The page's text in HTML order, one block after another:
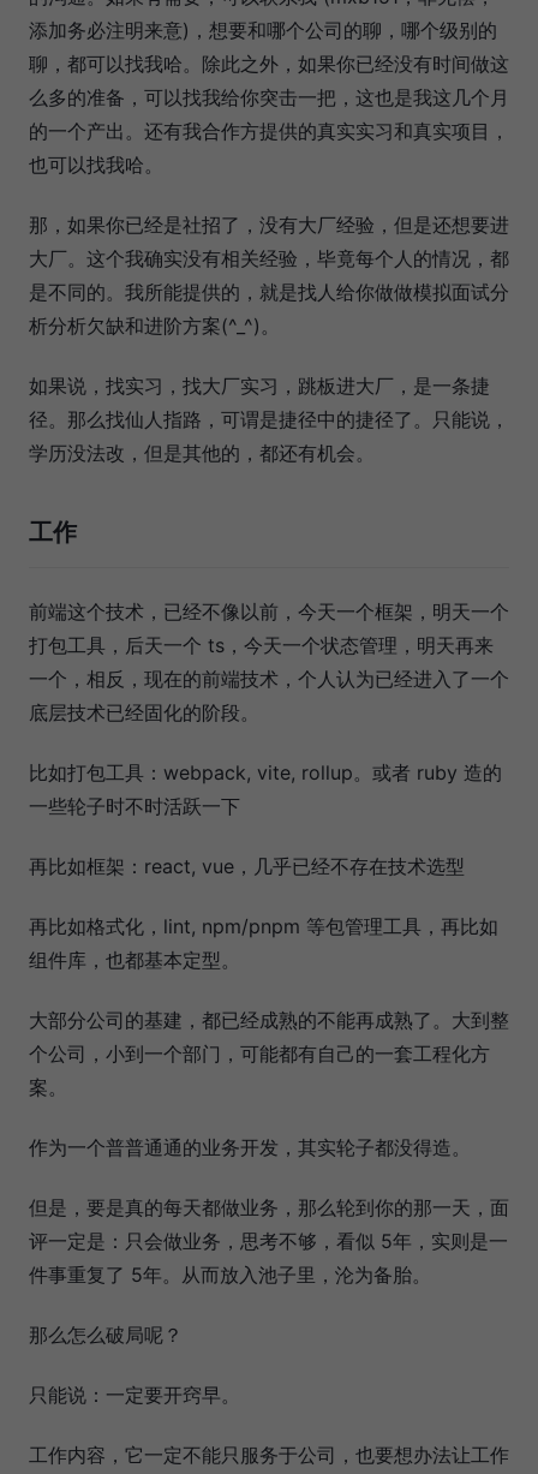
添加务必注明来意)，想要和哪个公司的聊，哪个级别的
聊，都可以找我哈。除此之外，如果你已经没有时间做这
么多的准备，可以找我给你突击一把，这也是我这几个月
的一个产出。还有我合作方提供的真实实习和真实项目，
也可以找我哈。
那，如果你已经是社招了，没有大厂经验，但是还想要进
大厂。这个我确实没有相关经验，毕竟每个人的情况，都
是不同的。我所能提供的，就是找人给你做做模拟面试分
析分析欠缺和进阶方案(^_^)。
如果说，找实习，找大厂实习，跳板进大厂，是一条捷
径。那么找仙人指路，可谓是捷径中的捷径了。只能说，
学历没法改，但是其他的，都还有机会。
工作
前端这个技术，已经不像以前，今天一个框架，明天一个
打包工具，后天一个 ts，今天一个状态管理，明天再来
一个，相反，现在的前端技术，个人认为已经进入了一个
底层技术已经固化的阶段。
比如打包工具：webpack, vite, rollup。或者 ruby 造的
一些轮子时不时活跃一下
再比如框架：react, vue，几乎已经不存在技术选型
再比如格式化，lint, npm/pnpm 等包管理工具，再比如
组件库，也都基本定型。
大部分公司的基建，都已经成熟的不能再成熟了。大到整
个公司，小到一个部门，可能都有自己的一套工程化方
案。
作为一个普普通通的业务开发，其实轮子都没得造。
但是，要是真的每天都做业务，那么轮到你的那一天，面
评一定是：只会做业务，思考不够，看似 5年，实则是一
件事重复了 5年。从而放入池子里，沦为备胎。
那么怎么破局呢？
只能说：一定要开窍早。
工作内容，它一定不能只服务于公司，也要想办法让工作